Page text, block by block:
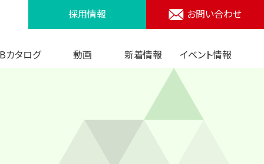
採用情報 お問い合わせ
カタログ 動画 新着情報 イベント情報